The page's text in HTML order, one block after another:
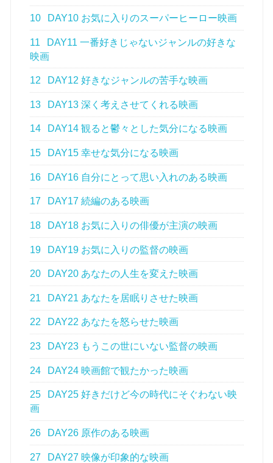
10 DAY10 お気に入りのスーパーヒーロー映画
11
DAY11 一番好きじゃないジャンルの好きな
映画
12 DAY12 好きなジャンルの苦手な映画
13 DAY13 深く考えさせてくれる映画
14 DAY14 観ると鬱々とした気分になる映画
15 DAY15 幸せな気分になる映画
16 DAY16 自分にとって思い入れのある映画
17 DAY17 続編のある映画
18 DAY18 お気に入りの俳優が主演の映画
19 DAY19 お気に入りの監督の映画
20 DAY20 あなたの人生を変えた映画
21 DAY21 あなたを居眠りさせた映画
22 DAY22 あなたを怒らせた映画
23 DAY23 もうこの世にいない監督の映画
24 DAY24 映画館で観たかった映画
25
DAY25 好きだけど今の時代にそぐわない映
画
26 DAY26 原作のある映画
27 DAY27 映像が印象的な映画